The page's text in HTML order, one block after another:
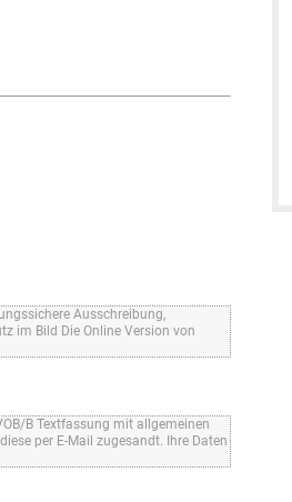
Ausschreibung,
im Bild Die Online Version von
B Textfassung mit allgemeinen
per E-Mail zugesandt. Ihre Daten